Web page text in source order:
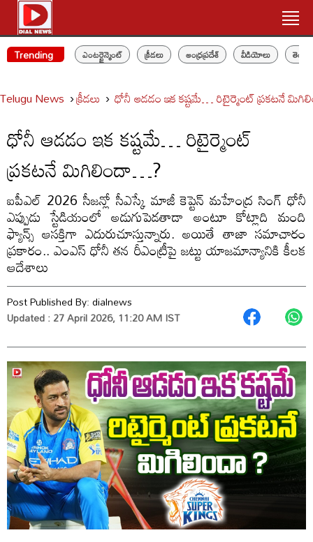
Trending ఎంటర్టైన్మెంట్ క్రీడలు ఆంధ్రప్రదేశ్ వీడియోలు
Telugu News క్రీడలు ధోనీ ఆడడం ఇక కష్టమే… రిటైర్మెంట్ ప్రకటనే
ధోనీ ఆడడం ఇక కష్టమే… రిటైర్మెంట్
ప్రకటనే మిగిలిందా…?
ఐపీఎల్ 2026 సీజన్లో సీఎస్కే మాజీ కెప్టెన్ మహేంద్ర సింగ్ ధోనీ
ఎప్పుడు స్టేడియంలో అడుగుపెడతాడా అంటూ కోట్లాది మంది
ఫ్యాన్స్ ఆసక్తిగా ఎదురుచూస్తున్నారు. అయితే తాజా సమాచారం
ప్రకారం.. ఎంఎస్ ధోనీ తన రీఎంట్రీపై జట్టు యాజమాన్యానికి కీలక
ఆదేశాలు
Post Published By:dialnews
Updated : 27 April 2026, 11:20 AM IST